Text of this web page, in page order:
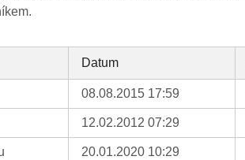
Datum
08.08.2015 17:59
12.02.2012 07:29
20.01.2020 10:29